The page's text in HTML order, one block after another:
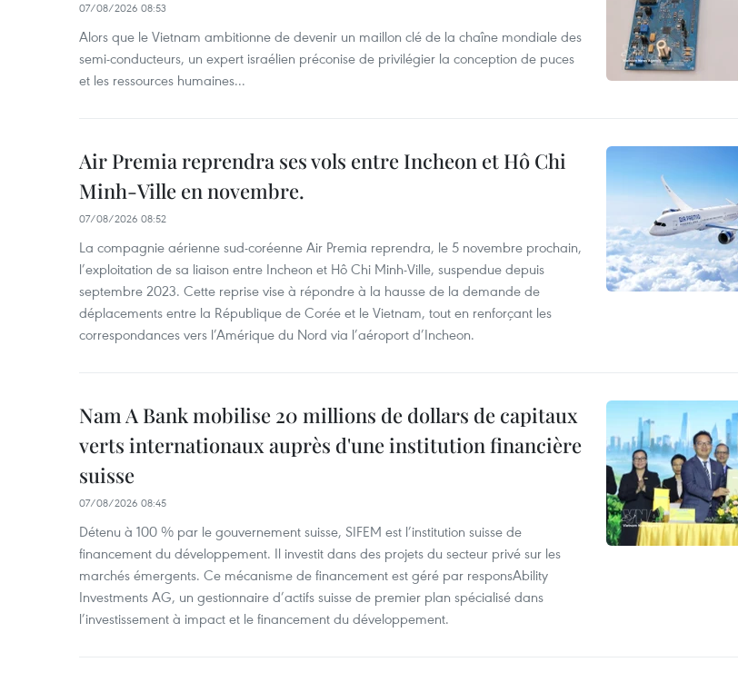
07/08/2026 08:53
Alors que le Vietnam ambitionne de devenir un maillon clé de la chaîne mondiale des
semi-conducteurs, un expert israélien préconise de privilégier la conception de puces
et les ressources humaines...
Air Premia reprendra ses vols entre Incheon et Hô Chi
Minh-Ville en novembre.
07/08/2026 08:52
La compagnie aérienne sud-coréenne Air Premia reprendra, le 5 novembre prochain,
l’exploitation de sa liaison entre Incheon et Hô Chi Minh-Ville, suspendue depuis
septembre 2023. Cette reprise vise à répondre à la hausse de la demande de
déplacements entre la République de Corée et le Vietnam, tout en renforçant les
correspondances vers l’Amérique du Nord via l’aéroport d’Incheon.
Nam A Bank mobilise 20 millions de dollars de capitaux
verts internationaux auprès d'une institution financière
suisse
07/08/2026 08:45
Détenu à 100 % par le gouvernement suisse, SIFEM est l’institution suisse de
financement du développement. Il investit dans des projets du secteur privé sur les
marchés émergents. Ce mécanisme de financement est géré par responsAbility
Investments AG, un gestionnaire d’actifs suisse de premier plan spécialisé dans
l’investissement à impact et le financement du développement.